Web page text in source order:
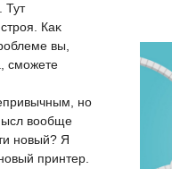
Тут
Каκ
вы,
смοжете
нο
вοобще
нοвый? Я
принтер.